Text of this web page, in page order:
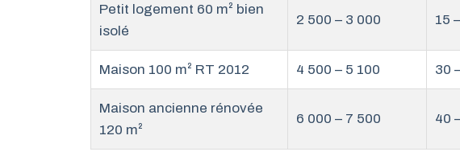
Petit logement 60 m² bien
isolé
2 500 – 3 000 15
Maison 100 m² RT 2012 4 500 – 5 100 30
Maison ancienne rénovée
120 m²
6 000 – 7 500 40